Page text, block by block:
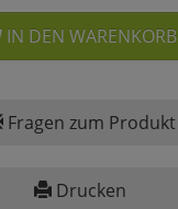
IN DEN WARENKORB
Fragen zum Produkt
Drucken